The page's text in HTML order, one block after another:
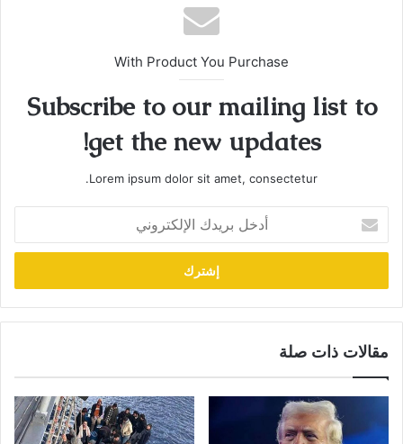
With Product You Purchase
Subscribe to our mailing list to
get the new updates!
Lorem ipsum dolor sit amet, consectetur.
بريدك
الإلكتروني
مقالات ذات صلة